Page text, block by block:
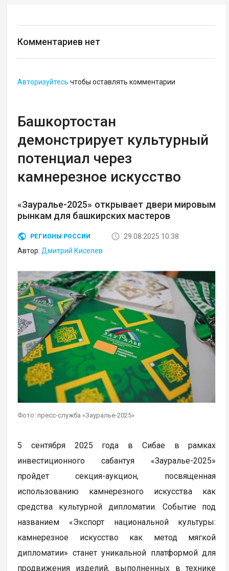
Комментариев нет
Авторизуйтесь чтобы оставлять комментарии
Башкортостан
демонстрирует культурный
потенциал через
камнерезное искусство
«Зауралье-2025» открывает двери мировым
рынкам для башкирских мастеров
РЕГИОНЫ РОССИИ
29.08.2025 10:38
Автор: Дмитрий Киселев
Фото: пресс-служба «Зауралье-2025»
5 сентября 2025 года в Сибае в рамках
инвестиционного сабантуя «Зауралье-2025»
пройдет секция-аукцион, посвященная
использованию камнерезного искусства как
средства культурной дипломатии. Событие под
названием «Экспорт национальной культуры:
камнерезное искусство как метод мягкой
дипломатии» станет уникальной платформой для
продвижения изделий, выполненных в технике